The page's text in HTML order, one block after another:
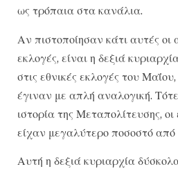
ως τρόπαια στα κανάλια.
Αν πιστοποίησαν κάτι αυτές οι
εκλογές, είναι η δεξιά
στις εθνικές εκλογές του
έγιναν με απλή αναλογική.
ιστορία της Μεταπολίτευσης,
είχαν μεγαλύτερο ποσοστό
Αυτή η δεξιά κυριαρχία